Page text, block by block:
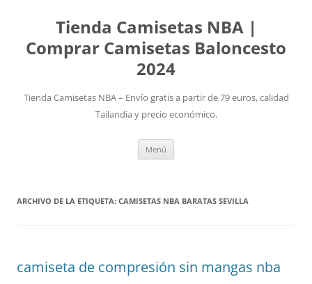
Tienda Camisetas NBA |
Comprar Camisetas Baloncesto
2024
Tienda Camisetas NBA – Envío gratis a partir de 79 euros, calidad
Tailandia y precio económico.
Menú
ARCHIVO DE LA ETIQUETA: CAMISETAS NBA BARATAS SEVILLA
camiseta de compresión sin mangas nba